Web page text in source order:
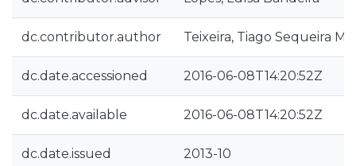
dc.contributor.author Teixeira, Tiago Sequeira
dc.date.accessioned 2016-06-08T14:20:52Z
dc.date.available 2016-06-08T14:20:52Z
dc.date.issued 2013-10